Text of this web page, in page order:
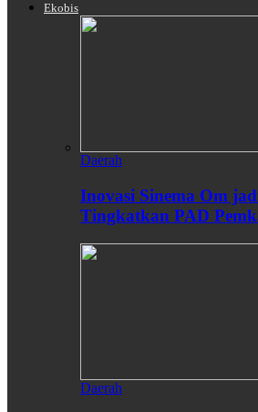
Ekobis
Daerah
Inovasi Sinema Om
Tingkatkan PAD
Daerah